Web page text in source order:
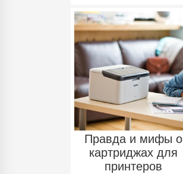
Правда и мифы о
картриджах для
принтеров